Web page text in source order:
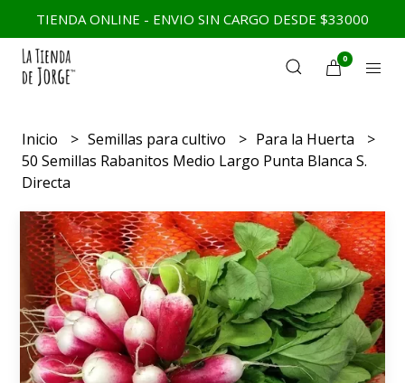
TIENDA ONLINE - ENVIO SIN CARGO DESDE $33000
0
Inicio Semillas para cultivo
Para la Huerta
50 Semillas Rabanitos Medio Largo Punta Blanca S.
Directa